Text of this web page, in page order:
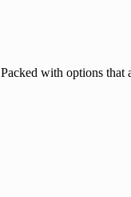
with options